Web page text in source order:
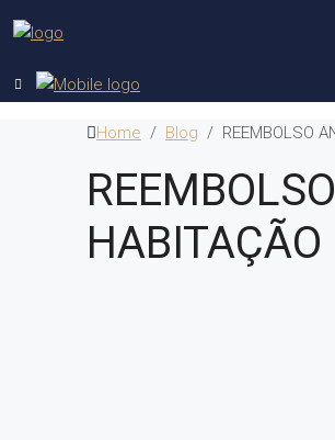
Home Blog REEMBOLSO
HABITAÇÃO